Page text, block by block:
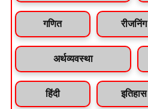
गणित रीजनिंग
अर्थव्यवस्था
हिंदी इतिहास